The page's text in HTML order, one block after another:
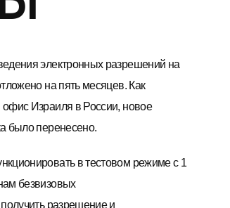
электронных разрешений на
на пять месяцев. Как
офис Израиля в России, новое
было перенесено.
в тестовом режиме с 1
безвизовых
разрешение и